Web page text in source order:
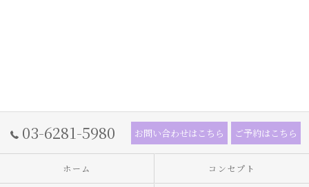
03-6281-5980 お問い合わせはこちら ご予約はこちら
ホーム コンセプト